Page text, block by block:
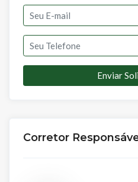
Enviar
Corretor